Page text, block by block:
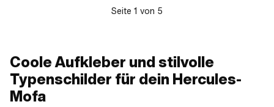
Seite 1 von 5
Coole Aufkleber und stilvolle
Typenschilder für dein Hercules-
Mofa